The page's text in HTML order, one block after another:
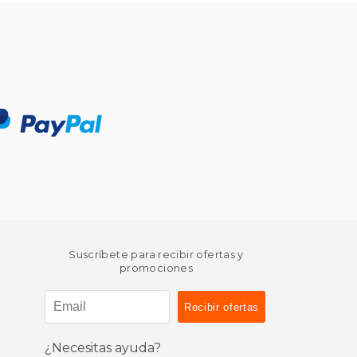
Suscríbete para recibir ofertas y
promociones
¿Necesitas ayuda?